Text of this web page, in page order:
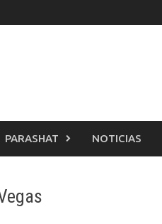
PARASHAT NOTICIAS